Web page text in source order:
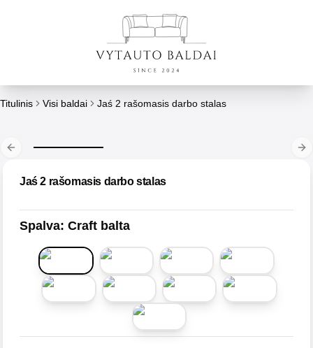
Titulinis Visi baldai Jaś 2 rašomasis darbo stalas
Previous slide
Jaś 2 rašomasis darbo stalas
Spalva: Craft balta